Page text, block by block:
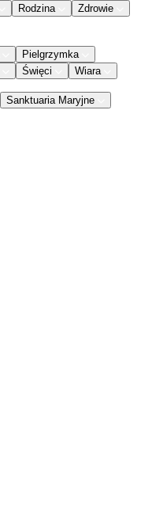
Rodzina
Zdrowie
Pielgrzymka
Święci Wiara
Sanktuaria Maryjne